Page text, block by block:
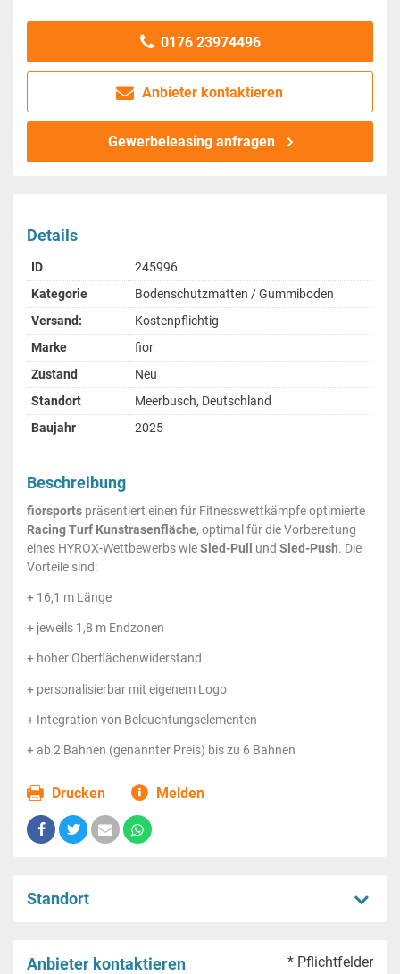
0176 23974496
Anbieter kontaktieren
Gewerbeleasing anfragen
Details
ID
245996
Kategorie
Bodenschutzmatten / Gummiboden
Versand:
Kostenpflichtig
Marke
fior
Zustand
Neu
Standort
Meerbusch, Deutschland
Baujahr
2025
Beschreibung
fiorsports präsentiert einen für Fitnesswettkämpfe optimierte
Racing Turf Kunstrasenfläche, optimal für die Vorbereitung
eines HYROX-Wettbewerbs wieSled-Pull und Sled-Push. Die
Vorteile sind:
+ 16,1 m Länge
+ jeweils 1,8 m Endzonen
+ hoher Oberflächenwiderstand
+ personalisierbar mit eigenem Logo
+ Integration von Beleuchtungselementen
+ ab 2 Bahnen (genannter Preis) bis zu 6 Bahnen
Drucken Melden
Standort
Anbieter kontaktieren * Pflichtfelder